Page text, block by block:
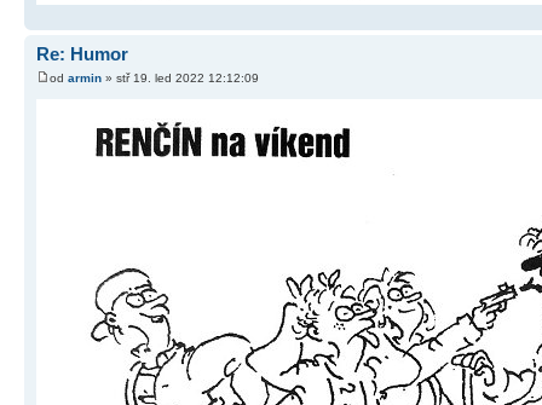
Re: Humor
od armin » stř 19. led 2022 12:12:09